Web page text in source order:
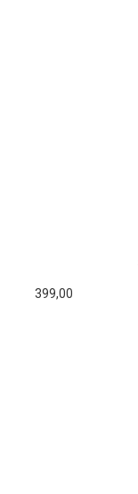
399,00